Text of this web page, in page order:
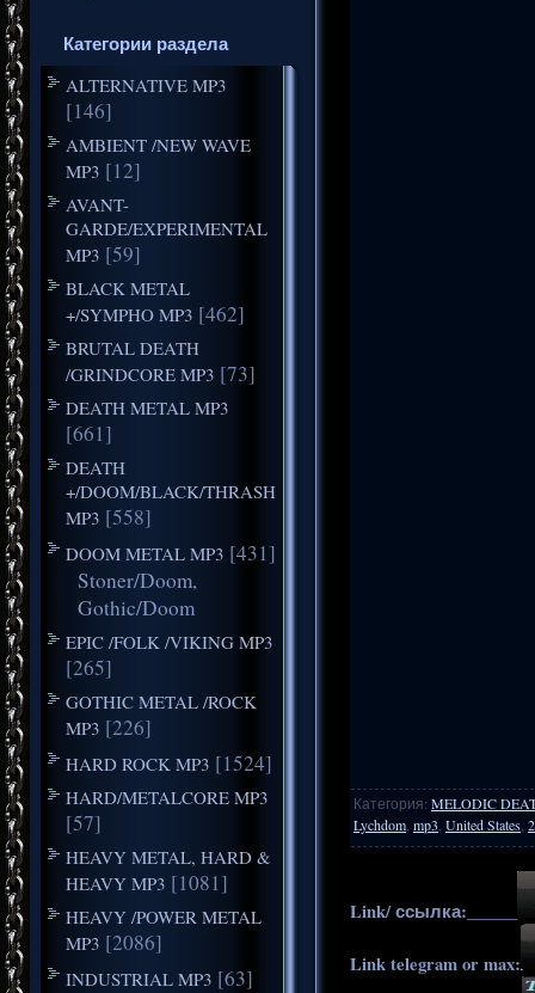
Категории раздела
ALTERNATIVE MP3
[146]
AMBIENT /NEW WAVE
MP3 [12]
AVANT-
GARDE/EXPERIMENTAL
MP3 [59]
BLACK METAL
+/SYMPHO MP3 [462]
BRUTAL DEATH
/GRINDCORE MP3 [73]
DEATH METAL MP3
[661]
DEATH
+/DOOM/BLACK/THRASH
MP3 [558]
DOOM METAL MP3 [431]
Stoner/Doom,
Gothic/Doom
EPIC /FOLK /VIKING MP3
[265]
GOTHIC METAL /ROCK
MP3 [226]
HARD ROCK MP3 [1524]
HARD/METALCORE MP3
[57]
HEAVY METAL, HARD &
HEAVY MP3 [1081]
HEAVY /POWER METAL
MP3 [2086]
INDUSTRIAL MP3 [63]
Категория: MELODIC
Lychdom mp3 United States
Link/ ссылка:______
Link telegram or max: